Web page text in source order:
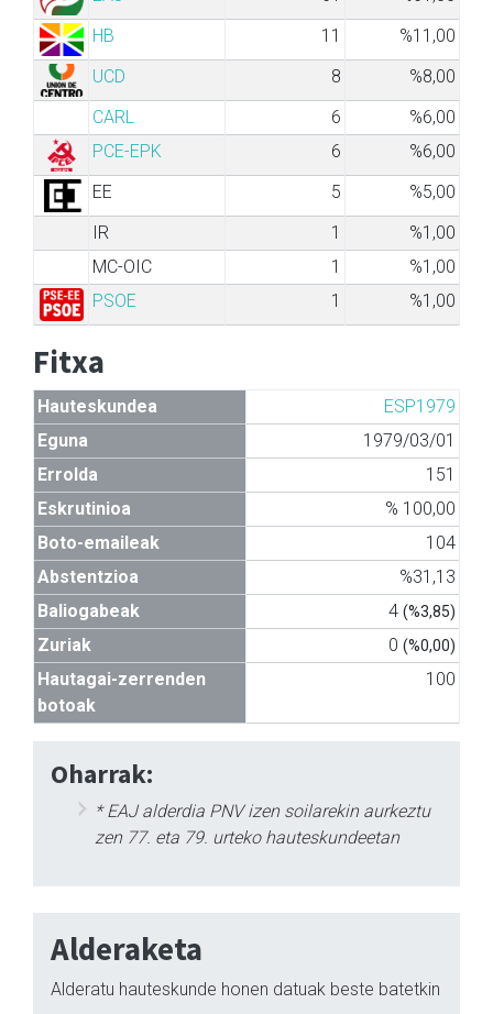
HB
11
%11,00
UCD
8
%8,00
CARL
6
%6,00
PCE-EPK
6
%6,00
EE
5
%5,00
IR
1
%1,00
MC-OIC
1
%1,00
PSOE
1 %1,00
Fitxa
Hauteskundea
ESP1979
Eguna
1979/03/01
Errolda
151
Eskrutinioa
% 100,00
Boto-emaileak
104
Abstentzioa
%31,13
Baliogabeak
4 (%3,85)
Zuriak 0 (%0,00)
Hautagai-zerrenden
botoak
100
Oharrak:
* EAJ alderdia PNV izen soilarekin aurkeztu
zen 77. eta 79. urteko hauteskundeetan
Alderaketa
Alderatu hauteskunde honen datuak beste batetkin